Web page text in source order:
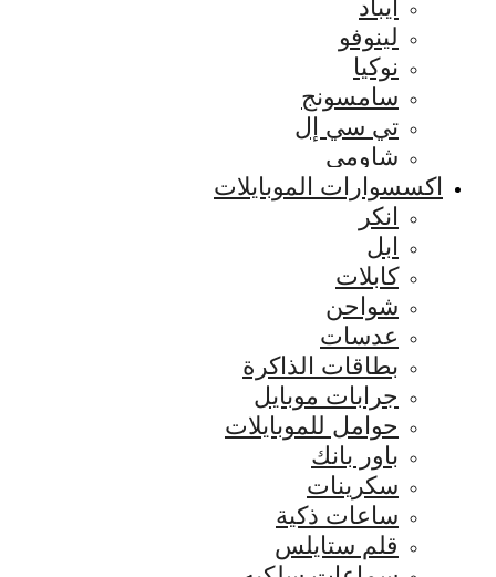
ايباد
لينوفو
نوكيا
سامسونج
تي سي إل
شاومي
اكسسوارات الموبايلات
انكر
ابل
كابلات
شواحن
عدسات
بطاقات الذاكرة
جرابات موبايل
حوامل للموبايلات
باور بانك
سكرينات
ساعات ذكية
قلم ستايلس